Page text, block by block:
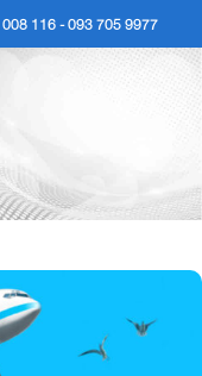
116 - 093 705 9977